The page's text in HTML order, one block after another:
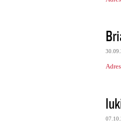
Adres